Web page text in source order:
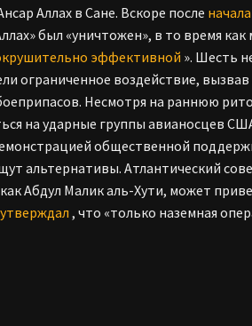
Аллах в Сане. Вскоре после
был «уничтожен», в то время
эффективной ». Шесть
ограниченное воздействие,
Несмотря на раннюю
на ударные группы авианосцев
общественной
альтернативы. Атлантический
Абдул Малик аль-Хути, может
утверждал , что «только наземная